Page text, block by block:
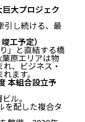
大プロジェク
引し続ける、最
工予定）
」と直結する橋
原エリアは物
、ビジネス・
ます。
本組合設立予
ル。
を配した複合タ